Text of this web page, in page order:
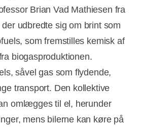
Brian Vad Mathiesen fra
udbredte sig om brint som
som fremstilles kemisk af
biogasproduktionen.
såvel gas som flydende,
transport. Den kollektive
omlægges til el, herunder
mens bilerne kan køre på